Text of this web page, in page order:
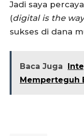
Jadi saya
(digital is the way
sukses di dana
Baca Juga
Memperteguh